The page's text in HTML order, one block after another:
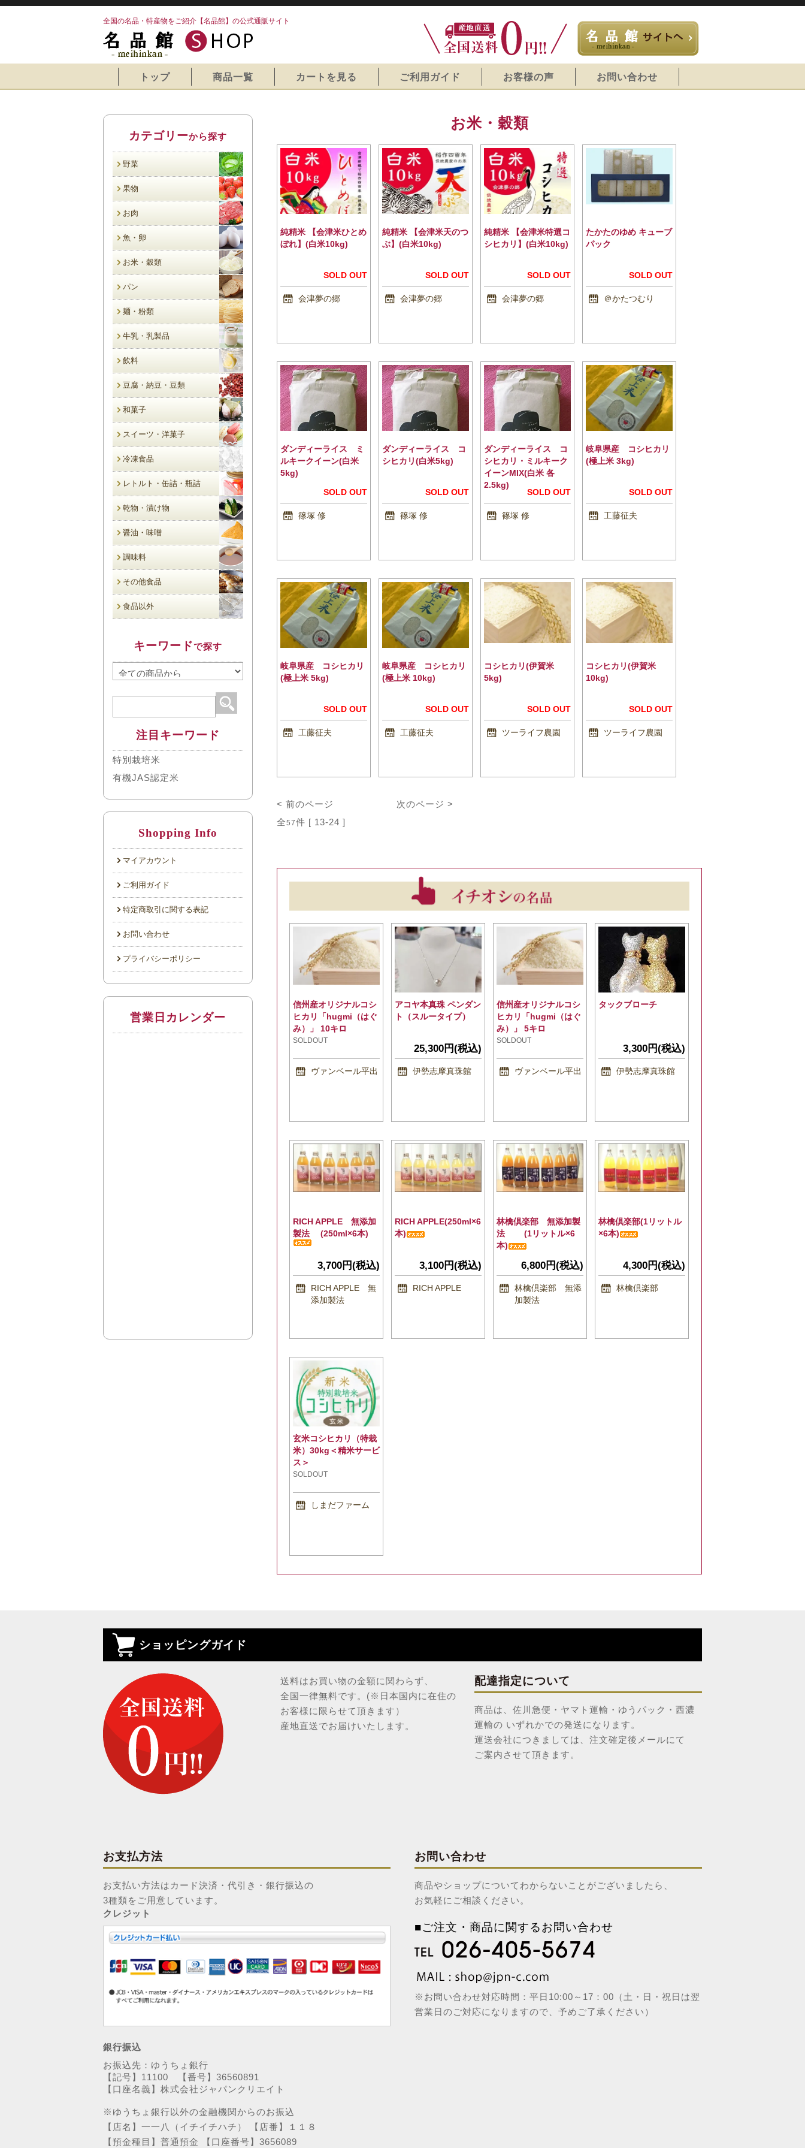
全国の名品・特産物をご紹介【名品館】の公式通販サイト
トップ 商品一覧 カートを見る ご利用ガイド お客様の声 お問い合わせ
お米・穀類
純精米 【会津米ひとめ
ぼれ】(白米10kg)
SOLD OUT
会津夢の郷
純精米 【会津米天のつ
ぶ】(白米10kg)
SOLD OUT
会津夢の郷
純精米 【会津米特選コ
シヒカリ】(白米10kg)
SOLD OUT
会津夢の郷
たかたのゆめ キューブ
パック
SOLD OUT
＠かたつむり
ダンディーライス ミ
ルキークイーン(白米
5kg)
SOLD OUT
篠塚 修
ダンディーライス コ
シヒカリ(白米5kg)
SOLD OUT
篠塚 修
ダンディーライス コ
シヒカリ・ミルキーク
イーンMIX(白米 各
2.5kg)
SOLD OUT
篠塚 修
岐阜県産 コシヒカリ
(極上米 3kg)
SOLD OUT
工藤征夫
岐阜県産 コシヒカリ
(極上米 5kg)
SOLD OUT
工藤征夫
岐阜県産 コシヒカリ
(極上米 10kg)
SOLD OUT
工藤征夫
コシヒカリ(伊賀米
5kg)
SOLD OUT
ツーライフ農園
コシヒカリ(伊賀米
10kg)
SOLD OUT
ツーライフ農園
< 前のページ
次のページ >
全57件 [ 13-24 ]
信州産オリジナルコシ
ヒカリ「hugmi（はぐ
み）」 10キロ
SOLDOUT
ヴァンベール平出
アコヤ本真珠 ペンダン
ト（スルータイプ）
25,300円(税込)
伊勢志摩真珠館
信州産オリジナルコシ
ヒカリ「hugmi（はぐ
み）」 5キロ
SOLDOUT
ヴァンベール平出
タックブローチ
3,300円(税込)
伊勢志摩真珠館
RICH APPLE 無添加
製法 (250ml×6本)
3,700円(税込)
RICH APPLE 無
添加製法
RICH APPLE(250ml×6
本)
3,100円(税込)
RICH APPLE
林檎倶楽部 無添加製
法 (1リットル×6
本)
6,800円(税込)
林檎倶楽部 無添
加製法
林檎倶楽部(1リットル
×6本)
4,300円(税込)
林檎倶楽部
玄米コシヒカリ（特栽
米）30kg＜精米サービ
ス＞
SOLDOUT
しまだファーム
カテゴリーから探す
野菜
果物
お肉
魚・卵
お米・穀類
パン
麺・粉類
牛乳・乳製品
飲料
豆腐・納豆・豆類
和菓子
スイーツ・洋菓子
冷凍食品
レトルト・缶詰・瓶詰
乾物・漬け物
醤油・味噌
調味料
その他食品
食品以外
キーワードで探す
注目キーワード
特別栽培米
有機JAS認定米
Shopping Info
マイアカウント
ご利用ガイド
特定商取引に関する表記
お問い合わせ
プライバシーポリシー
営業日カレンダー
ショッピングガイド
送料はお買い物の金額に関わらず、
全国一律無料です。(※日本国内に在住の
お客様に限らせて頂きます）
産地直送でお届けいたします。
配達指定について
商品は、佐川急便・ヤマト運輸・ゆうパック・西濃
運輸の いずれかでの発送になります。
運送会社につきましては、注文確定後メールにて
ご案内させて頂きます。
お支払方法
お支払い方法はカード決済・代引き・銀行振込の
3種類をご用意しています。
クレジット
銀行振込
お振込先：ゆうちょ銀行
【記号】11100 【番号】36560891
【口座名義】株式会社ジャパンクリエイト
※ゆうちょ銀行以外の金融機関からのお振込
【店名】一一八（イチイチハチ） 【店番】１１８
【預金種目】普通預金 【口座番号】3656089
お問い合わせ
商品やショップについてわからないことがございましたら、
お気軽にご相談ください。
■ご注文・商品に関するお問い合わせ
※お問い合わせ対応時間：平日10:00～17：00（土・日・祝日は翌
営業日のご対応になりますので、予めご了承ください）